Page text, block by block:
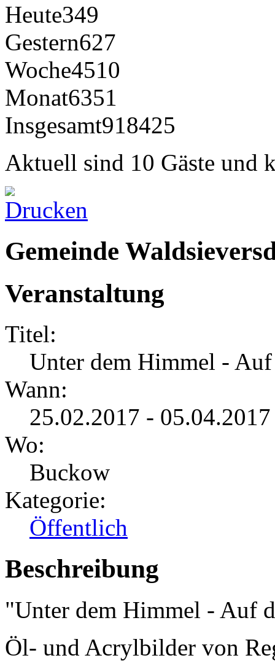
Heute349
Gestern627
Woche4510
Monat6351
Insgesamt918425
Aktuell sind 10 Gäste und
Gemeinde
Veranstaltung
Titel:
Unter dem Himmel -
Wann:
25.02.2017 -
Wo:
Buckow
Kategorie:
Öffentlich
Beschreibung
"Unter dem Himmel - Auf
Öl- und Acrylbilder von